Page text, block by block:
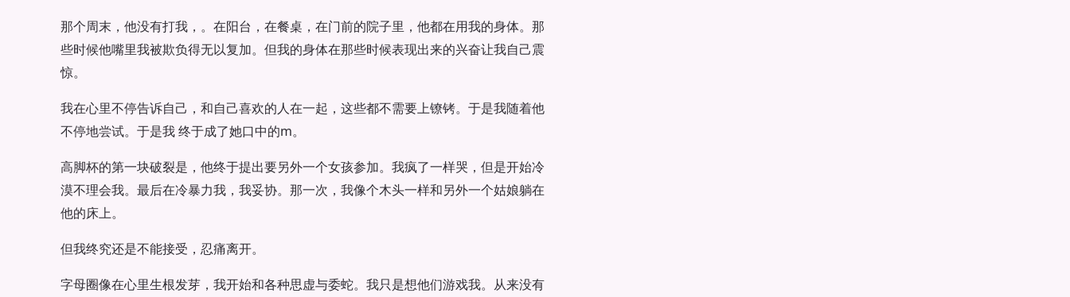
那个周末，他没有打我，。在阳台，在餐桌，在门前的院子里，他都在用我的身体。那
些时候他嘴里我被欺负得无以复加。但我的身体在那些时候表现出来的兴奋让我自己震
惊。
我在心里不停告诉自己，和自己喜欢的人在一起，这些都不需要上镣铐。于是我随着他
不停地尝试。于是我 终于成了她口中的m。
高脚杯的第一块破裂是，他终于提出要另外一个女孩参加。我疯了一样哭，但是开始冷
漠不理会我。最后在冷暴力我，我妥协。那一次，我像个木头一样和另外一个姑娘躺在
他的床上。
但我终究还是不能接受，忍痛离开。
字母圈像在心里生根发芽，我开始和各种思虚与委蛇。我只是想他们游戏我。从来没有